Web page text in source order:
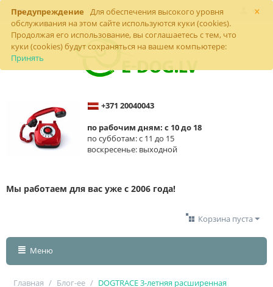
×
Предупреждение
Для обеспечения высокого уровня
обслуживания на этом сайте используются куки (cookies).
Продолжая его использование, вы соглашаетесь с тем, что
куки (cookies) будут сохраняться на вашем компьютере:
Принять
+371 20040043
по рабочим дням: с 10 до 18
по субботам: с 11 до 15
воскресенье: выходной
Мы работаем для вас уже с 2006 года!
Корзина пуста
Меню
Главная / Блог-ee / DOGTRACE 3-летняя расширенная